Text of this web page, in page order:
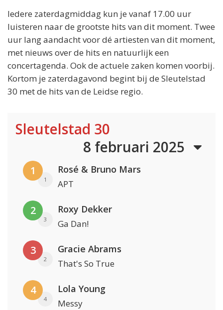
Iedere zaterdagmiddag kun je vanaf 17.00 uur
luisteren naar de grootste hits van dit moment. Twee
uur lang aandacht voor dé artiesten van dit moment,
met nieuws over de hits en natuurlijk een
concertagenda. Ook de actuele zaken komen voorbij.
Kortom je zaterdagavond begint bij de Sleutelstad
30 met de hits van de Leidse regio.
Sleutelstad 30
8 februari 2025
1
1
Rosé & Bruno Mars
APT
2
3
Roxy Dekker
Ga Dan!
3
2
Gracie Abrams
That's So True
4
4
Lola Young
Messy